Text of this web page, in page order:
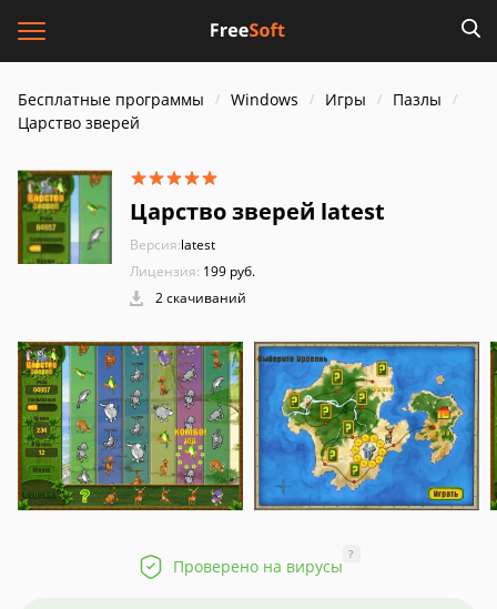
Бесплатные программы Windows Игры
Пазлы
Царство зверей
Царство зверей latest
Версия:latest
Лицензия: 199 руб.
2 скачиваний
Проверено на вирусы
?